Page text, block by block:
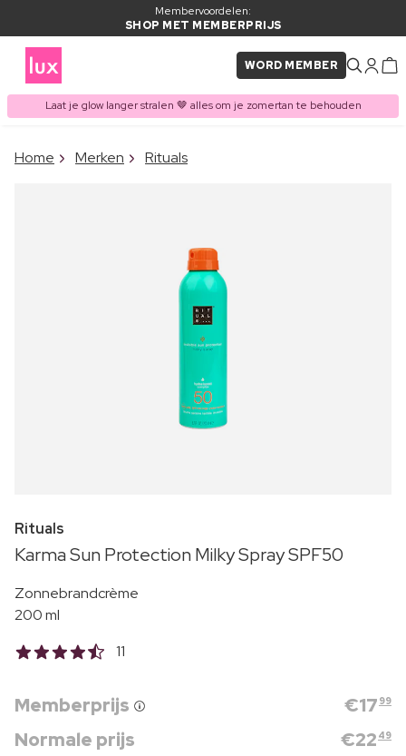
Membervoordelen:
SHOP MET MEMBERPRIJS
WORD MEMBER
Laat je glow langer stralen 🤎 alles om je zomertan te behouden
ITEM TOEGEVOEGD AAN
Home Merken Rituals
Rituals
Karma Sun Protection Milky Spray SPF50
Zonnebrandcrème
200 ml
11
Memberprijs €17 99
Normale prijs €22 49